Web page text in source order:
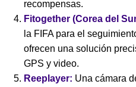
recompensas.
Fitogether (Corea del
la FIFA para el
ofrecen una solución
GPS y video.
Reeplayer: Una cámara